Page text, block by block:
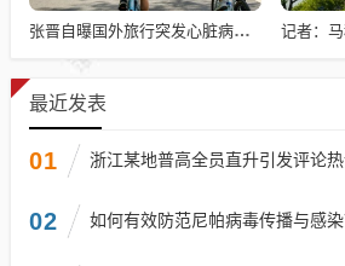
张晋自曝国外旅行突发心脏病险丧命 记者：
最近发表
01 浙江某地普高全员直升引发评论
02 如何有效防范尼帕病毒传播与感染